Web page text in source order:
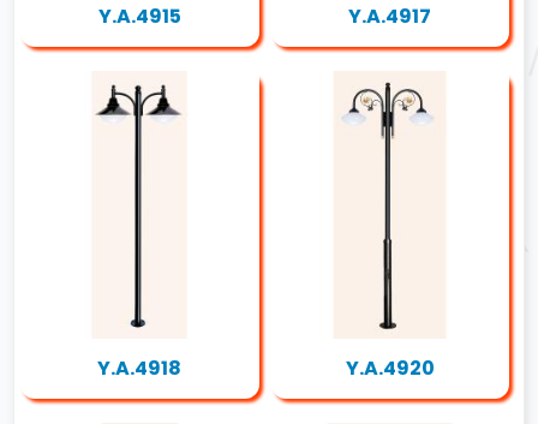
Y.A.4915 Y.A.4917
Y.A.4918 Y.A.4920